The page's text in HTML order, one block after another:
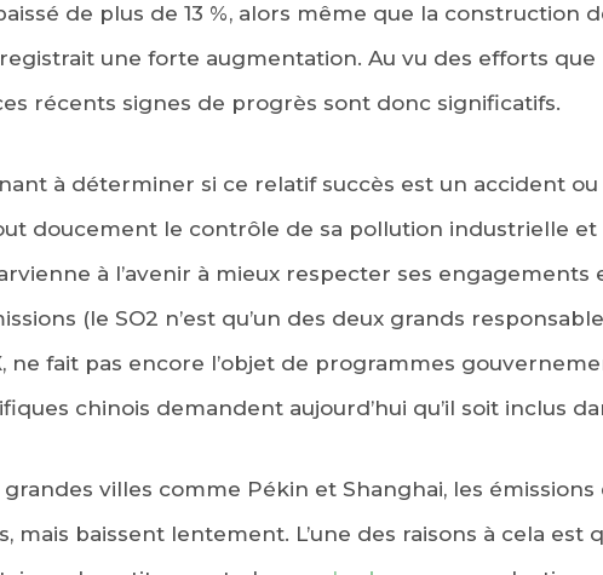
de plus de 13 %, alors même que la construction
une forte augmentation. Au vu des efforts
récents signes de progrès sont donc significatifs.
à déterminer si ce relatif succès est un accident ou
doucement le contrôle de sa pollution industrielle et
à l’avenir à mieux respecter ses engagements
(le SO2 n’est qu’un des deux grands
ne fait pas encore l’objet de programmes
chinois demandent aujourd’hui qu’il soit inclus
villes comme Pékin et Shanghai, les
mais baissent lentement. L’une des raisons à cela est